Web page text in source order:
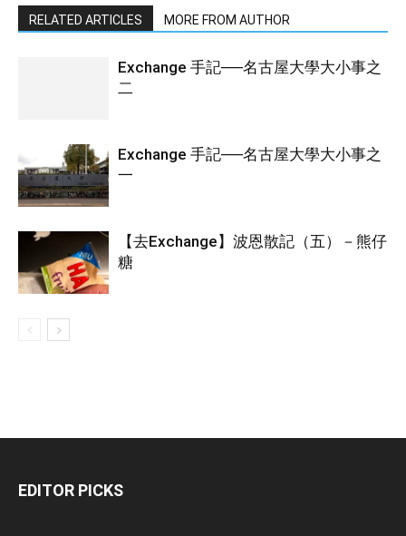
RELATED ARTICLES MORE FROM AUTHOR
Exchange 手記──名古屋大學大小事之
二
Exchange 手記──名古屋大學大小事之
一
【去Exchange】波恩散記（五）－熊仔
糖
EDITOR PICKS